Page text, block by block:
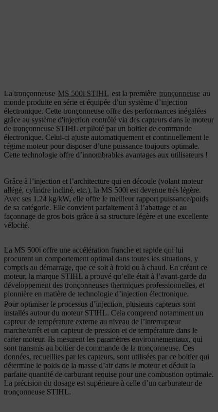
La tronçonneuse MS 500i STIHL est la première tronçonneuse au
monde produite en série et équipée d’un système d’injection
électronique. Cette tronçonneuse offre des performances inégalées
grâce au système d'injection contrôlé via des capteurs dans le moteur
de tronçonneuse STIHL et piloté par un boitier de commande
électronique. Celui-ci ajuste automatiquement et continuellement le
régime moteur pour disposer d’une puissance toujours optimale.
Cette technologie offre d’innombrables avantages aux utilisateurs !
Grâce à l’injection et l’architecture qui en découle (volant moteur
allégé, cylindre incliné, etc.), la MS 500i est devenue très légère.
Avec ses 1,24 kg/kW, elle offre le meilleur rapport puissance/poids
de sa catégorie. Elle convient parfaitement à l’abattage et au
façonnage de gros bois grâce à sa structure légère et une excellente
vélocité.
La MS 500i offre une accélération franche et rapide qui lui
procurent un comportement optimal dans toutes les situations, y
compris au démarrage, que ce soit à froid ou à chaud. En créant ce
moteur, la marque STIHL a prouvé qu’elle était à l’avant-garde du
développement des tronçonneuses thermiques professionnelles, et
pionnière en matière de technologie d’injection électronique.
Pour optimiser le processus d’injection, plusieurs capteurs sont
installés autour du moteur STIHL. Cela comprend notamment un
capteur de température externe au niveau de l’interrupteur
marche/arrêt et un capteur de pression et de température dans le
carter moteur. Ils mesurent les paramètres environnementaux, qui
sont transmis au boitier de commande de la tronçonneuse. Ces
données, recueillies par les capteurs, sont utilisées par ce boitier qui
détermine le poids de la masse d’air dans le moteur et déduit la
parfaite quantité de carburant requise pour une combustion optimale.
La précision du dosage est supérieure à celle d’un carburateur de
tronçonneuse STIHL.